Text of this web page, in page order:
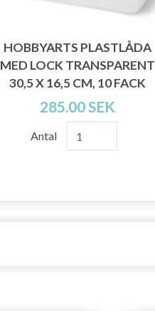
HOBBYARTS PLASTLÅDA
MED LOCK TRANSPARENT
30,5 X 16,5 CM, 10 FACK
285.00 SEK
Antal